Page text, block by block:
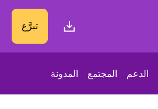
تبرَّع
الدعم المجتمع المدونة